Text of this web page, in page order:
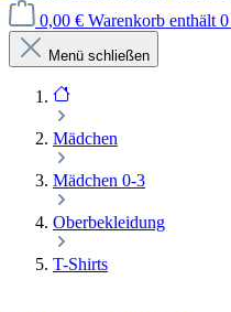
0,00 € Warenkorb enthält
Menü schließen
Mädchen
Mädchen 0-3
Oberbekleidung
T-Shirts